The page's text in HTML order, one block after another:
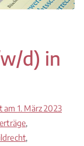
d) in
am 1. März 2023
,
,